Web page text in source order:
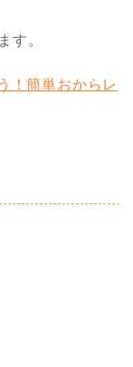
す。
！簡単おからレ